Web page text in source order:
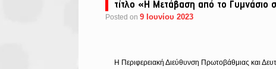
τίτλο «H Μετάβαση από το Γυμνάσιο
Posted on 9 Ιουνίου 2023
Η Περιφερειακή Διεύθυνση Πρωτοβάθμιας και